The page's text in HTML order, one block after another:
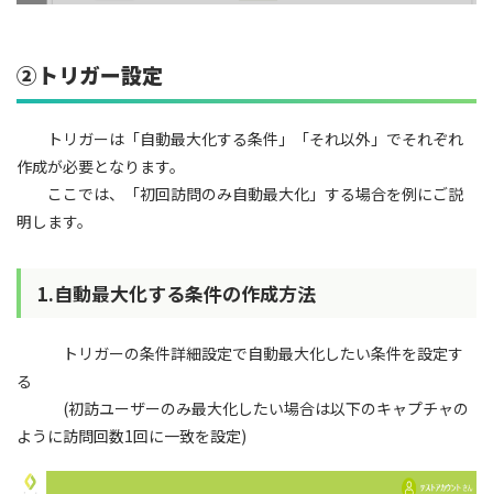
②トリガー設定
トリガーは「自動最大化する条件」「それ以外」でそれぞれ
作成が必要となります。
ここでは、「初回訪問のみ自動最大化」する場合を例にご説
明します。
1.自動最大化する条件の作成方法
トリガーの条件詳細設定で自動最大化したい条件を設定す
る
(初訪ユーザーのみ最大化したい場合は以下のキャプチャの
ように訪問回数1回に一致を設定)